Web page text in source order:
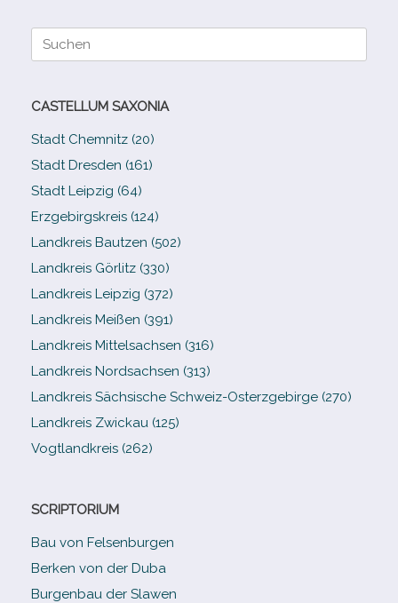
Suche
CASTELLUM SAXONIA
Stadt Chemnitz (20)
Stadt Dresden (161)
Stadt Leipzig (64)
Erzgebirgskreis (124)
Landkreis Bautzen (502)
Landkreis Görlitz (330)
Landkreis Leipzig (372)
Landkreis Meißen (391)
Landkreis Mittelsachsen (316)
Landkreis Nordsachsen (313)
Landkreis Sächsische Schweiz-​Osterzgebirge (270)
Landkreis Zwickau (125)
Vogtlandkreis (262)
SCRIPTORIUM
Bau von Felsenburgen
Berken von der Duba
Burgenbau der Slawen